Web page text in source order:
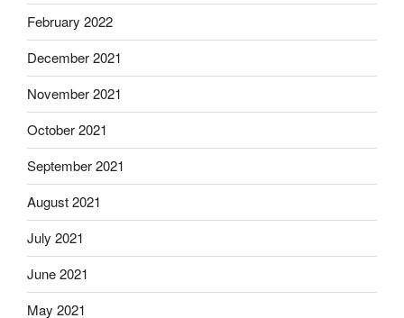
February 2022
December 2021
November 2021
October 2021
September 2021
August 2021
July 2021
June 2021
May 2021